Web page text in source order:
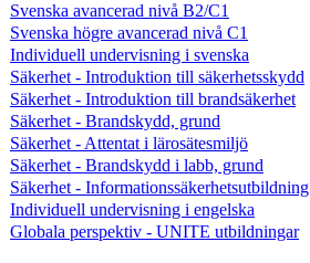
Svenska avancerad nivå B2/C1
Svenska högre avancerad nivå C1
Individuell undervisning i svenska
Säkerhet - Introduktion till säkerhetsskydd
Säkerhet - Introduktion till brandsäkerhet
Säkerhet - Brandskydd, grund
Säkerhet - Attentat i lärosätesmiljö
Säkerhet - Brandskydd i labb, grund
Säkerhet - Informationssäkerhetsutbildning
Individuell undervisning i engelska
Globala perspektiv - UNITE utbildningar